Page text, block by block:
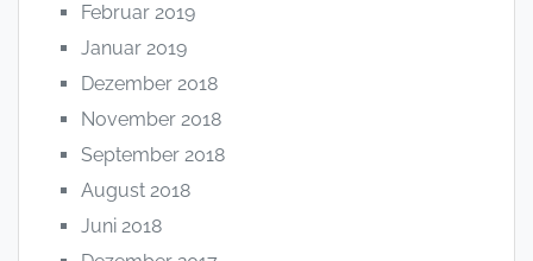
Februar 2019
Januar 2019
Dezember 2018
November 2018
September 2018
August 2018
Juni 2018